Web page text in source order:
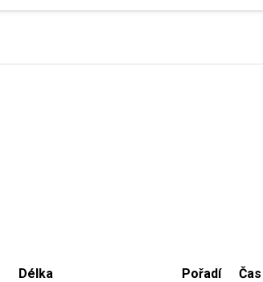
Délka Pořadí Čas